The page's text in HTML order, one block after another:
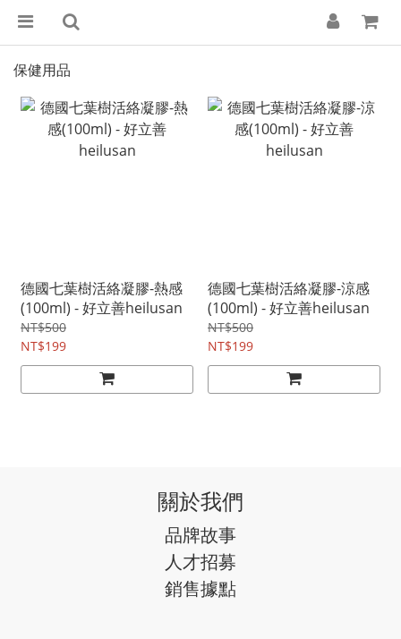
保健用品
德國七葉樹活絡凝膠-熱感
(100ml) - 好立善heilusan
NT$500
NT$199
德國七葉樹活絡凝膠-涼感
(100ml) - 好立善heilusan
NT$500
NT$199
關於我們
品牌故事
人才招募
銷售據點